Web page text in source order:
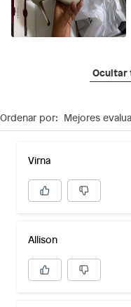
Ocultar
Ordenar por: Mejores
Virna
Allison